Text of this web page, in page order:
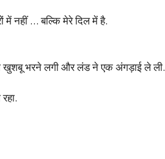
नहीं … बल्कि मेरे दिल में है.
खुशबू भरने लगी और लंड ने एक अंगड़ाई ले ली.